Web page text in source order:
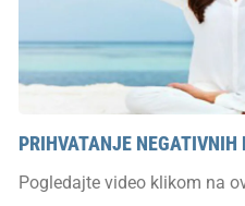
PRIHVATANJE
Pogledajte video klikom na